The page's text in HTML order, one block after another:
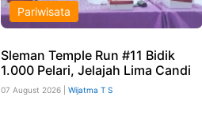
Pariwisata
Sleman Temple Run #11 Bidik
1.000 Pelari, Jelajah Lima Candi
07 August 2026 | Wijatma T S